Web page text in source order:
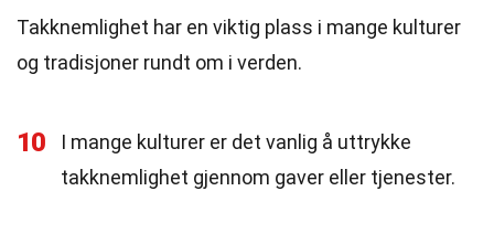
Takknemlighet har en viktig plass i mange kulturer
og tradisjoner rundt om i verden.
10
I mange kulturer er det vanlig å uttrykke
takknemlighet gjennom gaver eller tjenester.